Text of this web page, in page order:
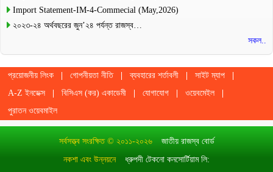
Import Statement-IM-4-Commecial (May,2026)
২০২৩-২৪ অর্থবছরের জুন’২৪ পর্যন্ত রাজস্ব…
সকল..
প্রয়োজনীয় লিংক গোপনীয়তা নীতি ব্যবহারের শর্তাবলী
সাইট ম্যাপ
A-Z ইনডেক্স
বিসিএস (কর) একাডেমী যোগাযোগ
ওয়েবমেইল
পুরাতন ওয়েবমাইল
সর্বসত্ত্ব সংরক্ষিত © ২০১১-২০২৬ জাতীয় রাজস্ব বোর্ড
নকশা এবং উন্নয়নে ধ্রুপদী টেকনো কনসোর্টিয়াম লি: